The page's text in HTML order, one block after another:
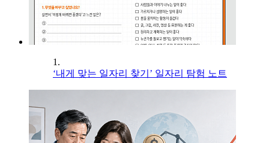
1.
‘내게 맞는 일자리 찾기’ 일자리 탐험 노트